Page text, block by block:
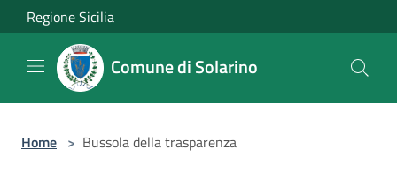
Salta al contenuto principale
Regione Sicilia
Comune di Solarino
Home > Bussola della trasparenza